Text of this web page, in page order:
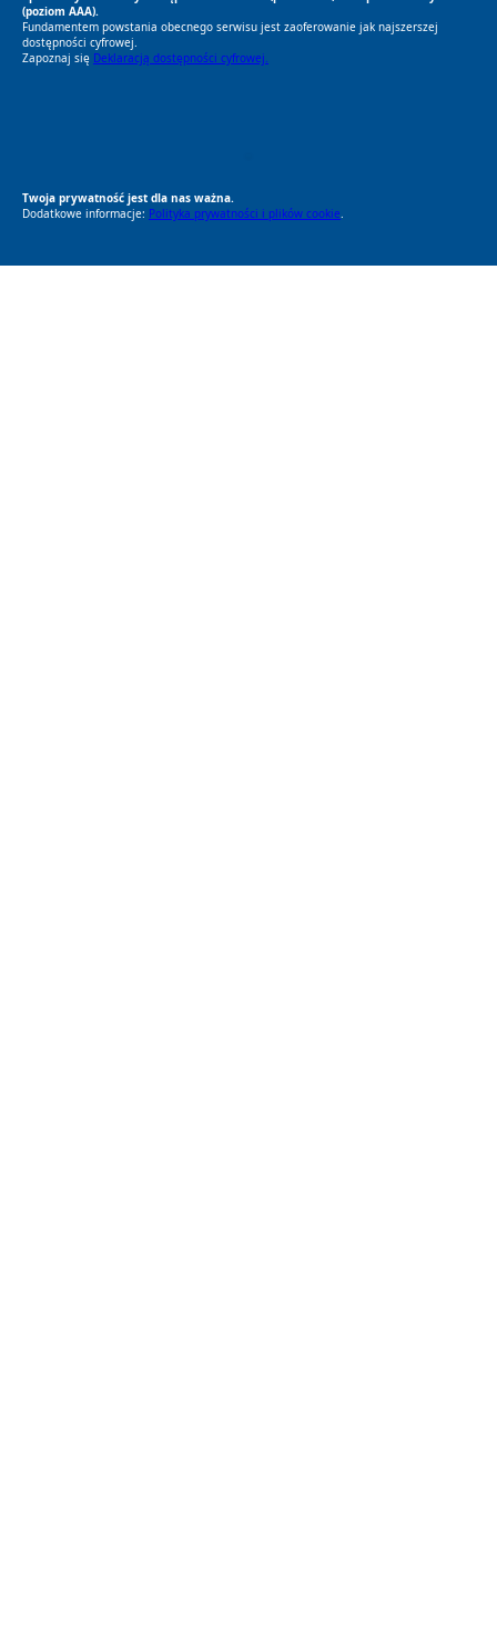
(poziom AAA).
Fundamentem powstania obecnego serwisu jest zaoferowanie jak najszerszej
dostępności cyfrowej.
Zapoznaj się Deklaracją dostępności cyfrowej.
Twoja prywatność jest dla nas ważna.
Dodatkowe informacje: Polityka prywatności i plików cookie.